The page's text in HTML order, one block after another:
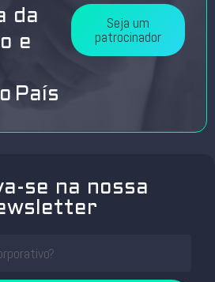
da
e
País
Seja um
patrocinador
se na nossa